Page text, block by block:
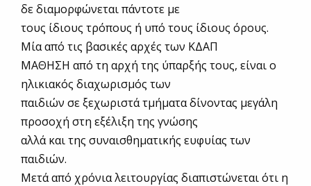
δε διαμορφώνεται πάντοτε με
τους ίδιους τρόπους ή υπό τους ίδιους όρους.
Μία από τις βασικές αρχές των ΚΔΑΠ
ΜΑΘΗΣΗ από τη αρχή της ύπαρξής τους, είναι ο
ηλικιακός διαχωρισμός των
παιδιών σε ξεχωριστά τμήματα δίνοντας μεγάλη
προσοχή στη εξέλιξη της γνώσης
αλλά και της συναισθηματικής ευφυίας των
παιδιών.
Μετά από χρόνια λειτουργίας διαπιστώνεται ότι η